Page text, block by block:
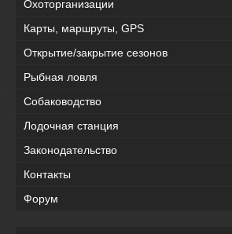
Охоторганизации
Карты, маршруты, GPS
Открытие/закрытие сезонов
Рыбная ловля
Собаководство
Лодочная станция
Законодательство
Контакты
Форум